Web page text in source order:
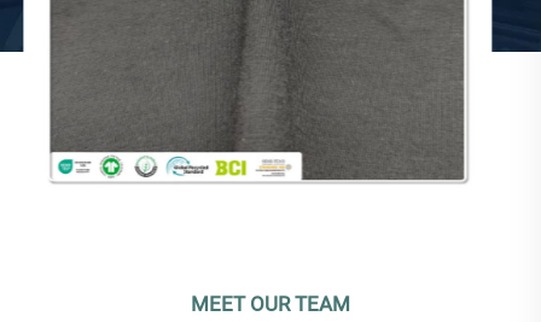
wasserdichter, antistatischer,
MEET OUR TEAM